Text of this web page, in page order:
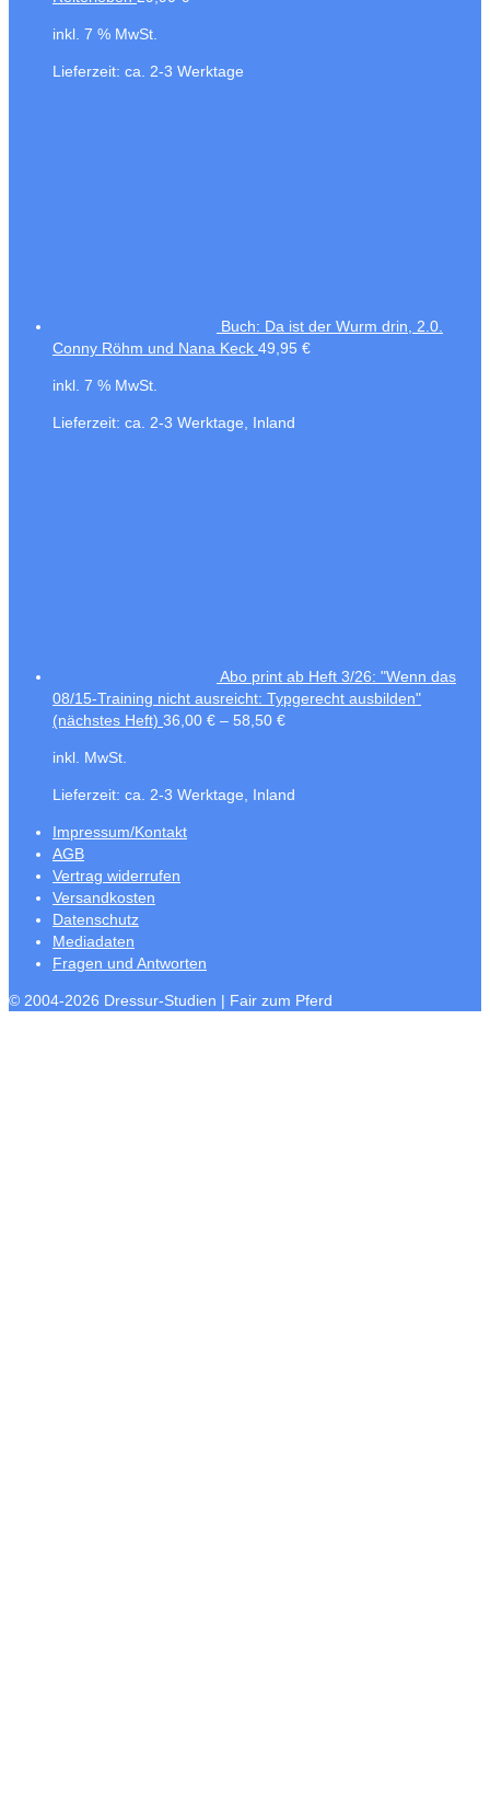
inkl. 7 % MwSt.
Lieferzeit: ca. 2-3 Werktage
Buch: Da ist der Wurm drin, 2.0.
Conny Röhm und Nana Keck 49,95 €
inkl. 7 % MwSt.
Lieferzeit: ca. 2-3 Werktage, Inland
Abo print ab Heft 3/26: "Wenn das
08/15-Training nicht ausreicht: Typgerecht ausbilden"
(nächstes Heft) 36,00 € – 58,50 €
inkl. MwSt.
Lieferzeit: ca. 2-3 Werktage, Inland
Impressum/Kontakt
AGB
Vertrag widerrufen
Versandkosten
Datenschutz
Mediadaten
Fragen und Antworten
© 2004-2026 Dressur-Studien | Fair zum Pferd